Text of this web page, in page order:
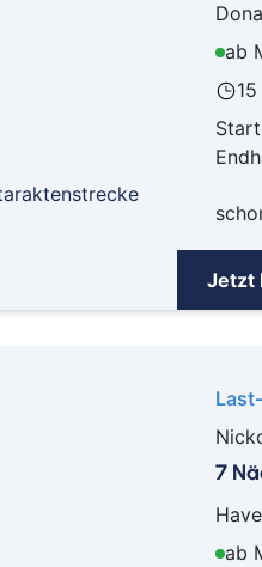
ab
Jetzt
7
ab